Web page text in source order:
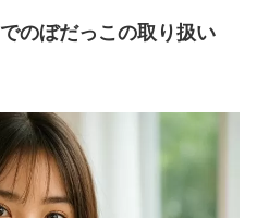
のぼだっこの取り扱い